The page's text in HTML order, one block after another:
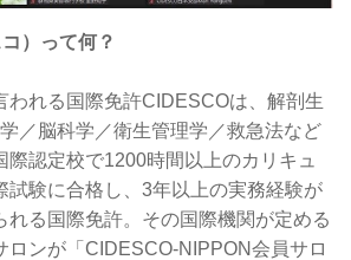
）って何？
われる国際免許CIDESCOは、解剖生
／脳科学／衛生管理学／救急法など
際認定校で1200時間以上のカリキュ
試験に合格し、3年以上の実務経験が
れる国際免許。その国際機関が定める
ロンが「CIDESCO-NIPPON会員サロ